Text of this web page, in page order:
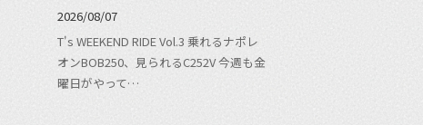
2026/08/07
T's WEEKEND RIDE Vol.3 乗れるナポレ
オンBOB250、見られるC252V 今週も金
曜日がやって…